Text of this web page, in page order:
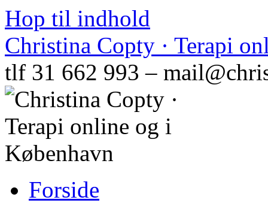
Hop til indhold
Christina Copty · Terapi
tlf 31 662 993 –
Forside